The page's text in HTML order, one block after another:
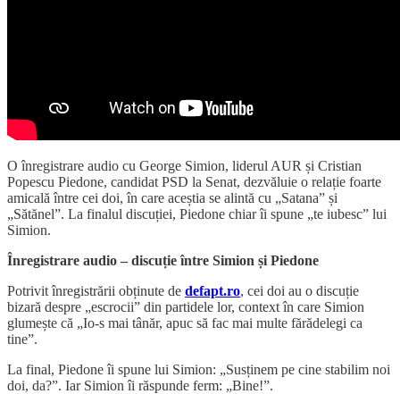
O înregistrare audio cu George Simion, liderul AUR și Cristian
Popescu Piedone, candidat PSD la Senat, dezvăluie o relație foarte
amicală între cei doi, în care aceștia se alintă cu „Satana” și
„Sătănel”. La finalul discuției, Piedone chiar îi spune „te iubesc” lui
Simion.
Înregistrare audio – discuție între Simion și Piedone
Potrivit înregistrării obținute de defapt.ro, cei doi au o discuție
bizară despre „escrocii” din partidele lor, context în care Simion
glumește că „Io-s mai tânăr, apuc să fac mai multe fărădelegi ca
tine”.
La final, Piedone îi spune lui Simion: „Susținem pe cine stabilim noi
doi, da?”. Iar Simion îi răspunde ferm: „Bine!”.